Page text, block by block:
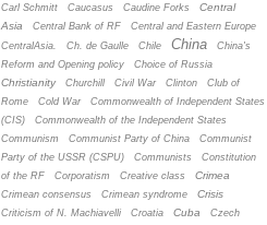
Carl Schmitt
Caucasus Caudine Forks
Central
Asia
Central Bank of RF
Central and Eastern Europe
CentralAsia.
Ch. de Gaulle Chile China
China's
Reform and Opening policy
Choice of Russia
Christianity Churchill Civil War Clinton
Club of
Rome
Cold War
Commonwealth of Independent States
(CIS)
Commonwealth of the Independent States
Communism
Communist Party of China
Communist
Party of the USSR (CSPU)
Communists
Constitution
of the RF
Corporatism Creative class Crimea
Crimean consensus Crimean syndrome Crisis
Criticism of N. Machiavelli Croatia Cuba
Czech